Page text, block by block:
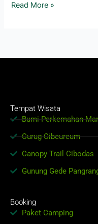
Read More »
Tempat Wisata
Bumi Perkemahan
Curug Cibeureum
Canopy Trail Cibodas
Gunung Gede
Booking
Paket Camping